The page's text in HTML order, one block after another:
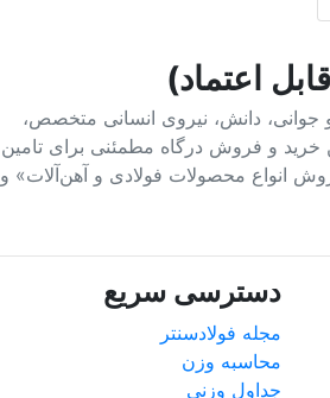
اعتماد)
تجربه و جوانی، دانش، نیروی انسانی متخصص،
خرید و فروش درگاه مطمئنی برای تامین
انواع محصولات فولادی و آهن‌آلات» و
دسترسی سریع
مجله فولادسنتر
محاسبه وزن
جداول وزنی